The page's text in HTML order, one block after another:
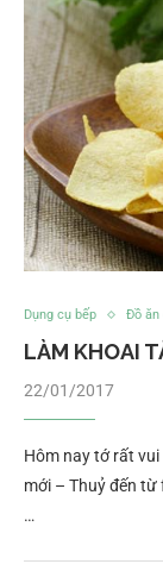
Dụng cụ bếp Đồ ăn
LÀM KHOAI
22/01/2017
Hôm nay tớ rất
mới – Thuỷ đến từ
…